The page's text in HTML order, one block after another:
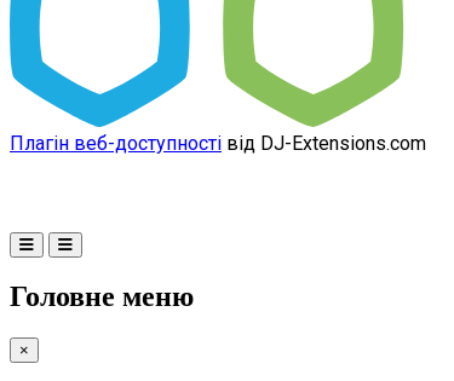
Плагін веб-доступності від DJ-Extensions.com
Головне меню
×